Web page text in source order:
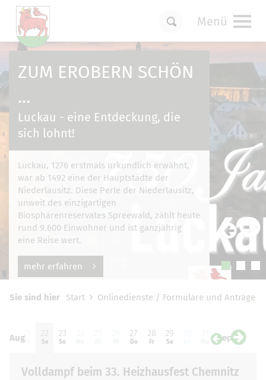
Menü
ZUM EROBERN SCHÖN
...
Luckau - eine Entdeckung, die
sich lohnt!
Luckau, 1276 erstmals urkundlich erwähnt,
war ab 1492 eine der Hauptstädte der
Niederlausitz. Diese Perle der Niederlausitz,
unweit des einzigartigen
Biosphärenreservates Spreewald, zählt heute
rund 9.600 Einwohner und ist ganzjährig
eine Reise wert.
mehr erfahren
Sie sind hier Start Onlinedienste / Formulare und Anträge
20
Do
21
Fr
22
Sa
23
So
27
Do
28
Fr
29
Sa Sep 01
Di
Aug
Volldampf beim 33. Heizhausfest Chemnitz
Um Einstellungen zur Barrierefreiheit
für funktionale Cookiesin den Cookie-